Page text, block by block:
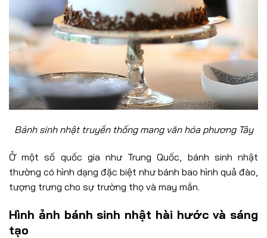
Bánh sinh nhật truyền thống mang văn hóa phương Tây
Ở một số quốc gia như Trung Quốc, bánh sinh nhật
thường có hình dạng đặc biệt như bánh bao hình quả đào,
tượng trưng cho sự trường thọ và may mắn.
Hình ảnh bánh sinh nhật hài hước và sáng
tạo